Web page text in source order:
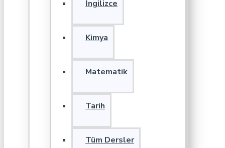
İngilizce
Kimya
Matematik
Tarih
Tüm Dersler